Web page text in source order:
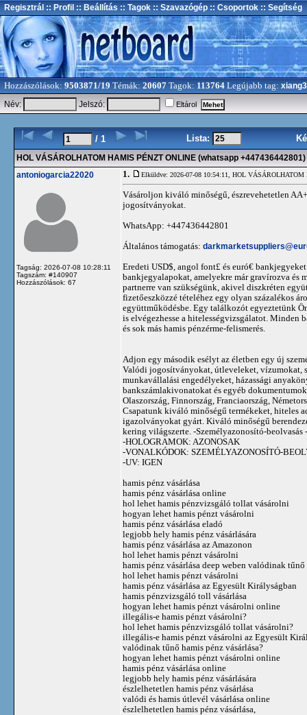
Regisztrál :: Profil :: Beállítás :: Tagok :: Szavazógép :: Csoportok :: Segítség
Hozzászólások: 9503871/19 Témák: 20607 Tagok: 113764 Legújabb tag:
Név:
Jelszó: Eltárol
/ 1 Lista:
HOL VÁSÁROLHATOM HAMIS PÉNZT ONLINE (whatsapp +447436442801)
antoniogarcia22020
Tagság: 2026-07-08 10:28:11
Tagszám: #140907
Hozzászólások: 67
1. Elküldve: 2026-07-08 10:54:11, HOL VÁSÁROLHATOM
Vásároljon kiváló minőségű, észrevehetetlen
jogosítványokat.
WhatsApp: +447436442801
Általános támogatás:
Eredeti USD$, angol font£ és euró€
bankjegyalapokat, amelyekre már gravírozva és
partnerre van szükségünk, akivel diszkréten
fizetőeszközzé tételéhez egy olyan százalékos
együttműködésbe. Egy találkozót egyeztetünk
is elvégezhesse a hitelességvizsgálatot. Minden
és sok más hamis pénzérme-felismerés.
Adjon egy második esélyt az életben egy új
Valódi jogosítványokat, útleveleket, vízumokat,
munkavállalási engedélyeket, házassági
bankszámlakivonatokat és egyéb
Olaszország, Finnország, Franciaország,
Csapatunk kiváló minőségű termékeket, hiteles
igazolványokat gyárt. Kiváló minőségű
kering világszerte. -Személyazonosító-beolvasás
-HOLOGRAMOK: AZONOSAK
-VONALKÓDOK: SZEMÉLYAZONOSÍTÓ-
-UV: IGEN
hamis pénz vásárlása
hamis pénz vásárlása online
hol lehet hamis pénzvizsgáló tollat ​​vásárolni
hogyan lehet hamis pénzt vásárolni
hamis pénz vásárlása eladó
legjobb hely hamis pénz vásárlására
hamis pénz vásárlása az Amazonon
hol lehet hamis pénzt vásárolni
hamis pénz vásárlása deep weben valódinak tűnő
hol lehet hamis pénzt vásárolni
hamis pénz vásárlása az Egyesült Királyságban
hamis pénzvizsgáló toll vásárlása
hogyan lehet hamis pénzt vásárolni online
illegális-e hamis pénzt vásárolni?
hol lehet hamis pénzvizsgáló tollat ​​vásárolni?
illegális-e hamis pénzt vásárolni az Egyesült
valódinak tűnő hamis pénz vásárlása?
hogyan lehet hamis pénzt vásárolni online
hamis pénz vásárlása online
legjobb hely hamis pénz vásárlására
észlelhetetlen hamis pénz vásárlása
valódi és hamis útlevél vásárlása online
észlelhetetlen hamis pénz vásárlása,